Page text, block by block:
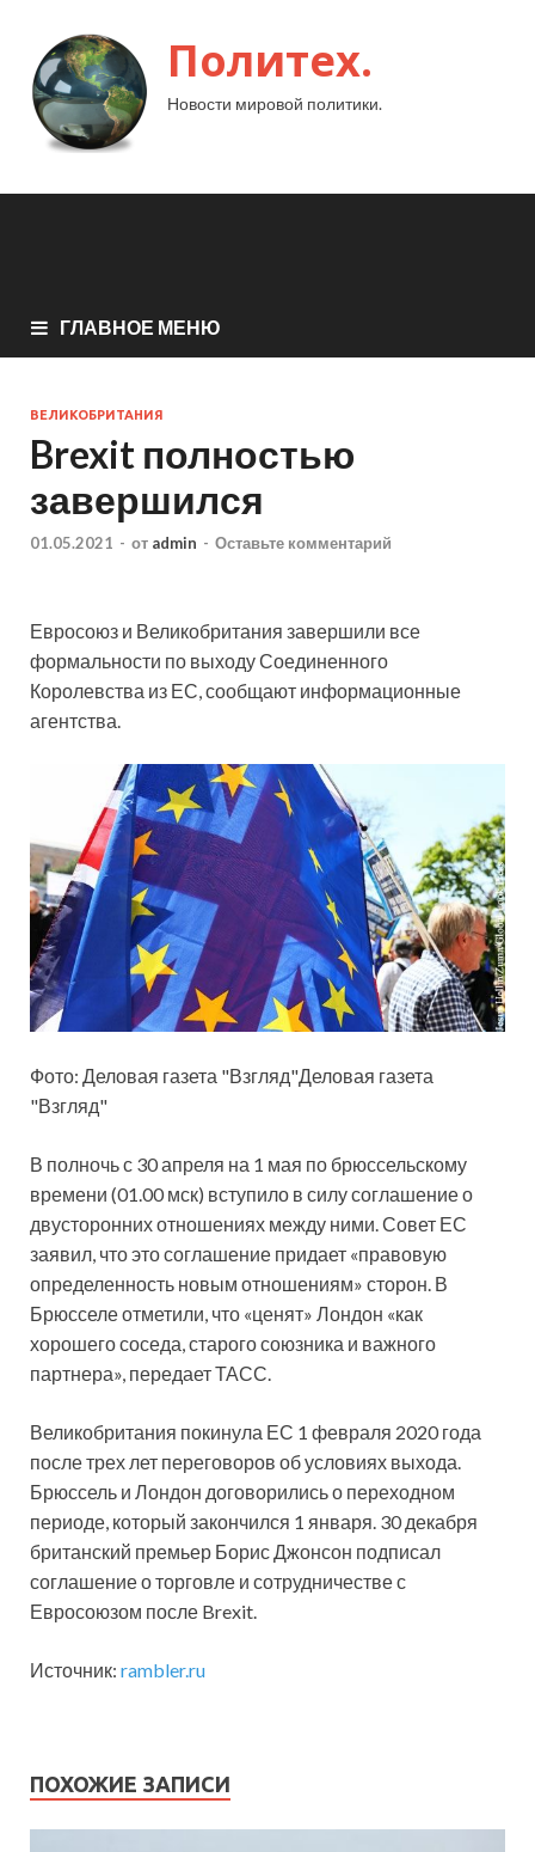
Политех.
Новости мировой политики.
ГЛАВНОЕ МЕНЮ
ВЕЛИКОБРИТАНИЯ
Brexit полностью
завершился
01.05.2021 - от admin - Оставьте комментарий
Евросоюз и Великобритания завершили все
формальности по выходу Соединенного
Королевства из ЕС, сообщают информационные
агентства.
Фото: Деловая газета "Взгляд"Деловая газета
"Взгляд"
В полночь с 30 апреля на 1 мая по брюссельскому
времени (01.00 мск) вступило в силу соглашение о
двусторонних отношениях между ними. Совет ЕС
заявил, что это соглашение придает «правовую
определенность новым отношениям» сторон. В
Брюсселе отметили, что «ценят» Лондон «как
хорошего соседа, старого союзника и важного
партнера», передает ТАСС.
Великобритания покинула ЕС 1 февраля 2020 года
после трех лет переговоров об условиях выхода.
Брюссель и Лондон договорились о переходном
периоде, который закончился 1 января. 30 декабря
британский премьер Борис Джонсон подписал
соглашение о торговле и сотрудничестве с
Евросоюзом после Brexit.
Источник: rambler.ru
ПОХОЖИЕ ЗАПИСИ